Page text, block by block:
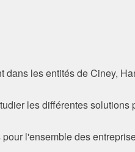
les entités de Ciney,
les différentes
l'ensemble des